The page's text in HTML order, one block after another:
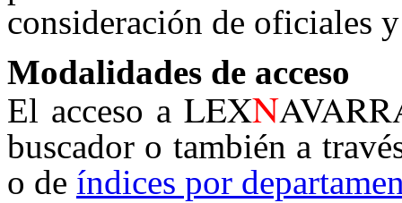
consideración de oficiales
Modalidades de acceso
El acceso aLEXN
buscador o también a
o de índices por